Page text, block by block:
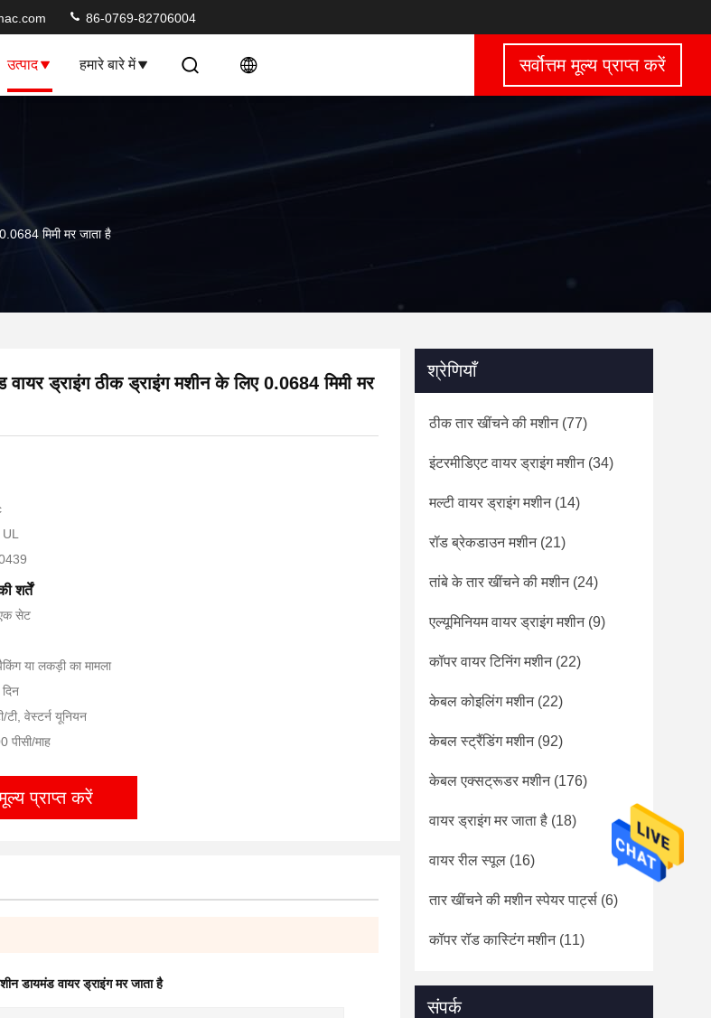
86-0769-82706004
उत्पाद हमारे बारे में सर्वोत्तम मूल्य प्राप्त करें
मिमी मर जाता है
वायर ड्राइंग ठीक ड्राइंग मशीन के लिए 0.0684 मिमी मर
शर्तें
सेट
या लकड़ी का मामला
टी, वेस्टर्न यूनियन
पीसी/माह
मूल्य प्राप्त करें
डायमंड वायर ड्राइंग मर जाता है
श्रेणियाँ
ठीक तार खींचने की मशीन(77)
इंटरमीडिएट वायर ड्राइंग मशीन(34)
मल्टी वायर ड्राइंग मशीन(14)
रॉड ब्रेकडाउन मशीन(21)
तांबे के तार खींचने की मशीन(24)
एल्यूमिनियम वायर ड्राइंग मशीन(9)
कॉपर वायर टिनिंग मशीन(22)
केबल कोइलिंग मशीन(22)
केबल स्ट्रैंडिंग मशीन(92)
केबल एक्सट्रूडर मशीन(176)
वायर ड्राइंग मर जाता है (18)
वायर रील स्पूल (16)
तार खींचने की मशीन स्पेयर पार्ट्स (6)
कॉपर रॉड कास्टिंग मशीन(11)
संपर्क